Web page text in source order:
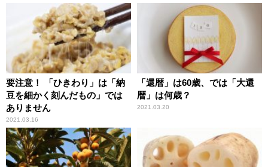
要注意！ 「ひきわり」は「納
豆を細かく刻んだもの」では
ありません
2021.03.16
「還暦」は60歳、では「大還
暦」は何歳？
2021.03.20